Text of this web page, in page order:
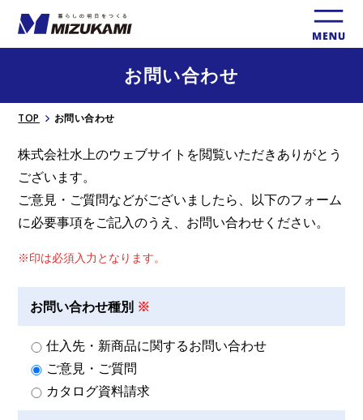
お問い合わせ
TOP お問い合わせ
株式会社⽔上のウェブサイトを閲覧いただきありがとう
ございます。
ご意⾒・ご質問などがございましたら、以下のフォーム
に必要事項をご記入のうえ、お問い合わせください。
※印は必須入⼒となります。
お問い合わせ種別
仕入先・新商品に関するお問い合わせ
ご意見・ご質問
カタログ資料請求